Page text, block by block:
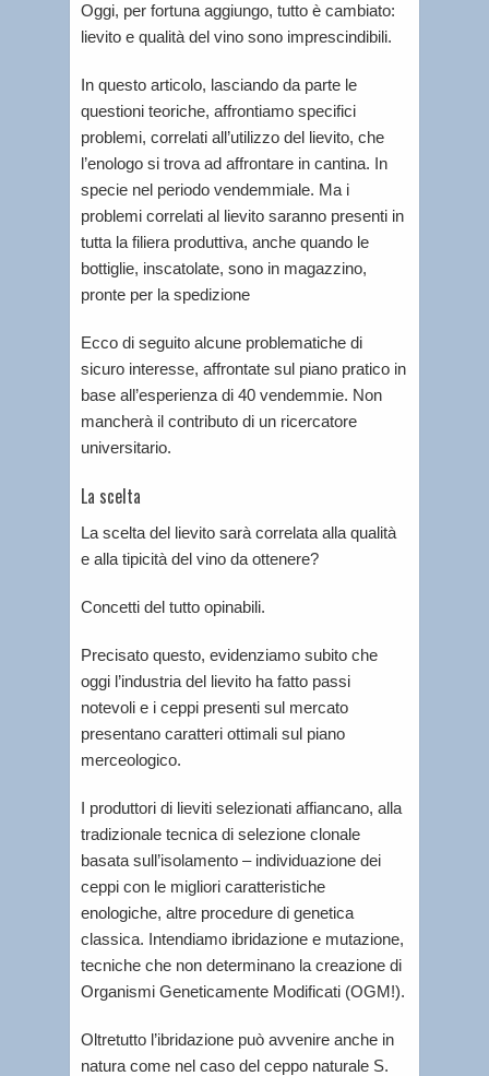
Oggi, per fortuna aggiungo, tutto è cambiato:
lievito e qualità del vino sono imprescindibili.
In questo articolo, lasciando da parte le
questioni teoriche, affrontiamo specifici
problemi, correlati all’utilizzo del lievito, che
l’enologo si trova ad affrontare in cantina. In
specie nel periodo vendemmiale. Ma i
problemi correlati al lievito saranno presenti in
tutta la filiera produttiva, anche quando le
bottiglie, inscatolate, sono in magazzino,
pronte per la spedizione
Ecco di seguito alcune problematiche di
sicuro interesse, affrontate sul piano pratico in
base all’esperienza di 40 vendemmie. Non
mancherà il contributo di un ricercatore
universitario.
La scelta
La scelta del lievito sarà correlata alla qualità
e alla tipicità del vino da ottenere?
Concetti del tutto opinabili.
Precisato questo, evidenziamo subito che
oggi l’industria del lievito ha fatto passi
notevoli e i ceppi presenti sul mercato
presentano caratteri ottimali sul piano
merceologico.
I produttori di lieviti selezionati affiancano, alla
tradizionale tecnica di selezione clonale
basata sull’isolamento – individuazione dei
ceppi con le migliori caratteristiche
enologiche, altre procedure di genetica
classica. Intendiamo ibridazione e mutazione,
tecniche che non determinano la creazione di
Organismi Geneticamente Modificati (OGM!).
Oltretutto l’ibridazione può avvenire anche in
natura come nel caso del ceppo naturale S.